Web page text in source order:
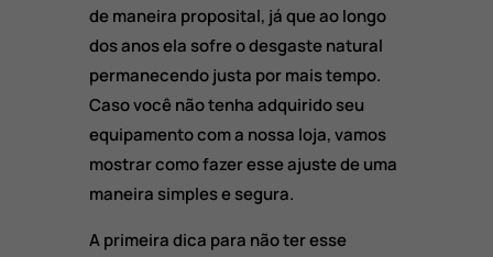
de maneira proposital, já que ao longo
dos anos ela sofre o desgaste natural
permanecendo justa por mais tempo.
Caso você não tenha adquirido seu
equipamento com a nossa loja, vamos
mostrar como fazer esse ajuste de uma
maneira simples e segura.
A primeira dica para não ter esse